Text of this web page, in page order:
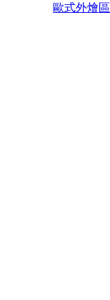
歐式外燴區